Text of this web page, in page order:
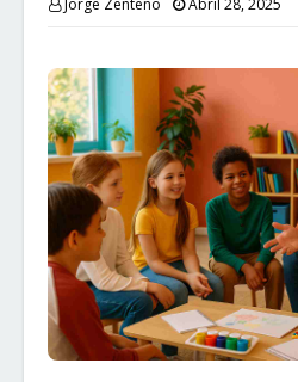
Jorge Zenteno Abril 28, 2025